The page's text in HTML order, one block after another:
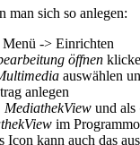
man sich so anlegen:
-> Einrichten
öffnen
auswählen
anlegen
MediathekView und als
im
Icon kann auch das